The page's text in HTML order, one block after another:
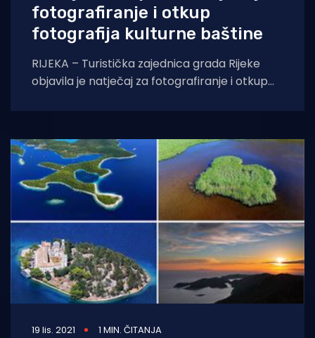
fotografiranje i otkup
fotografija kulturne baštine
RIJEKA – Turistička zajednica grada Rijeke
objavila je natječaj za fotografiranje i otkup
baštinom“
19 lis. 2021 1 MIN. ČITANJA